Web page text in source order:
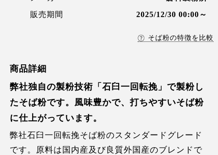
販売期間
2025/12/30 00:00～
そば粉の特徴を比較
商品詳細
弊社独自の製粉技術「石臼一回転挽」で製粉し
たそば粉です。風味豊かで、打ちやすいそば粉
に仕上がっています。
弊社石臼一回転挽そば粉のスタンダードグレード
です。原料は国内産及び良質外国産のブレンドで